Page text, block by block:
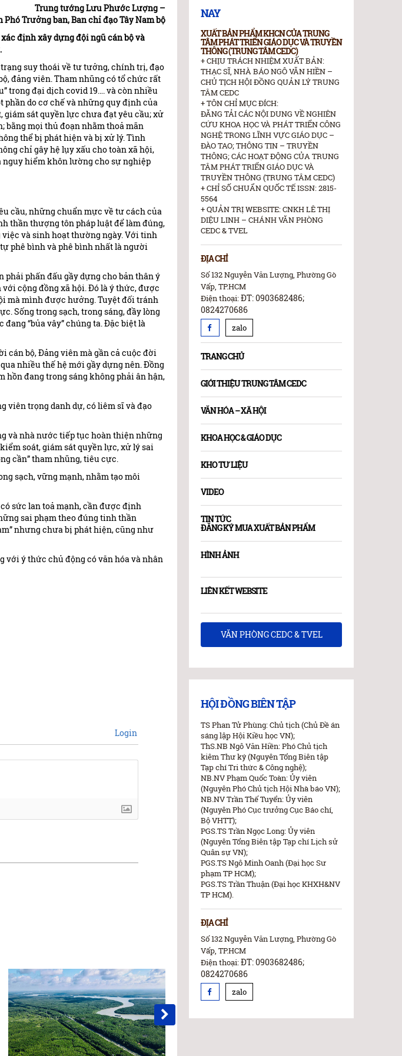
Trung tướng Lưu Phước Lượng –
Phó Trưởng ban, Ban chỉ đạo Tây Nam bộ
định xây dựng đội ngũ cán bộ và
suy thoái về tư tưởng, chính trị, đạo
đảng viên. Tham nhũng có tổ chức rất
trong đại dịch covid 19…. và còn nhiều
do cơ chế và những quy định của
sát quyền lực chưa đạt yêu cầu; xử
mọi thủ đoạn nhằm thoả mãn
thể bị phát hiện và bị xử lý. Tình
chỉ gây hệ lụy xấu cho toàn xã hội,
nguy hiểm khôn lường cho sự nghiệp
cầu, những chuẩn mực về tư cách của
thần thượng tôn pháp luật để làm đúng,
và sinh hoạt thường ngày. Với tinh
phê bình và phê bình nhất là người
phải phấn đấu gầy dựng cho bản thân ý
cộng đồng xã hội. Đó là ý thức, được
mà mình được hưởng. Tuyệt đối tránh
Sống trong sạch, trong sáng, đầy lòng
“bủa vây” chúng ta. Đặc biệt là
cán bộ, Đảng viên mà gần cả cuộc đời
nhiều thế hệ mới gầy dựng nên. Đồng
hồn đang trong sáng không phải ân hận,
viên trọng danh dự, có liêm sĩ và đạo
và nhà nước tiếp tục hoàn thiện những
soát, giám sát quyền lực, xử lý sai
cần” tham nhũng, tiêu cực.
sạch, vững mạnh, nhằm tạo môi
sức lan toả mạnh, cần được định
sai phạm theo đúng tinh thần
nhưng chưa bị phát hiện, cũng như
với ý thức chủ động có văn hóa và nhân
Login
NAY
XUẤT BẢN PHẨM KHCN CỦA TRUNG
TÂM PHÁT TRIỂN GIÁO DỤC VÀ TRUYỀN
THÔNG (TRUNG TÂM CEDC)
+ CHỊU TRÁCH NHIỆM XUẤT BẢN:
THẠC SĨ, NHÀ BÁO NGÔ VĂN HIỀN –
CHỦ TỊCH HỘI ĐỒNG QUẢN LÝ TRUNG
TÂM CEDC
+ TÔN CHỈ MỤC ĐÍCH:
ĐĂNG TẢI CÁC NỘI DUNG VỀ NGHIÊN
CỨU KHOA HỌC VÀ PHÁT TRIỂN CÔNG
NGHỆ TRONG LĨNH VỰC GIÁO DỤC –
ĐÀO TAO; THÔNG TIN – TRUYỀN
THÔNG; CÁC HOẠT ĐỘNG CỦA TRUNG
TÂM PHÁT TRIỂN GIÁO DỤC VÀ
TRUYỀN THÔNG (TRUNG TÂM CEDC)
+ CHỈ SỐ CHUẨN QUỐC TẾ ISSN: 2815-
5564
+ QUẢN TRỊ WEBSITE: CNKH LÊ THỊ
DIỆU LINH – CHÁNH VĂN PHÒNG
CEDC & TVEL
ĐỊA CHỈ
Số 132 Nguyễn Văn Lượng, Phường Gò
Vấp, TP.HCM
Điện thoại:ĐT: 0903682486;
0824270686
zalo
TRANG CHỦ
GIỚI THIỆU TRUNG TÂM CEDC
VĂN HÓA – XÃ HỘI
KHOA HỌC & GIÁO DỤC
KHO TƯ LIỆU
VIDEO
TIN TỨC
ĐĂNG KÝ MUA XUẤT BẢN PHẨM
HÌNH ẢNH
LIÊN KẾT WEBSITE
VĂN PHÒNG CEDC & TVEL
HỘI ĐỒNG BIÊN TẬP
TS Phan Tử Phùng: Chủ tịch (Chủ Đề án
sáng lập Hội Kiều học VN);
ThS.NB Ngô Văn Hiền: Phó Chủ tịch
kiêm Thư ký (Nguyên Tổng Biên tập
Tạp chí Tri thức & Công nghệ);
NB.NV Phạm Quốc Toàn: Ủy viên
(Nguyên Phó Chủ tịch Hội Nhà báo VN);
NB.NV Trần Thế Tuyển: Ủy viên
(Nguyên Phó Cục trưởng Cục Báo chí,
Bộ VHTT);
PGS.TS Trần Ngọc Long: Ủy viên
(Nguyên Tổng Biên tập Tạp chí Lịch sử
Quân sự VN);
PGS.TS Ngô Minh Oanh (Đại học Sư
phạm TP HCM);
PGS.TS Trần Thuận (Đại học KHXH&NV
TP HCM).
ĐỊA CHỈ
Số 132 Nguyễn Văn Lượng, Phường Gò
Vấp, TP.HCM
Điện thoại:ĐT: 0903682486;
0824270686
zalo